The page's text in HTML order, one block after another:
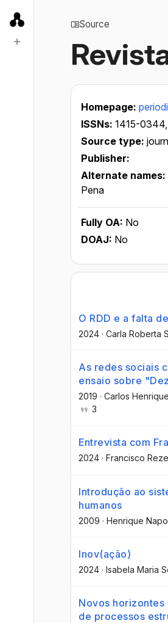
Source
Homepage:
ISSNs: 1415-0344,
Source type:
Publisher:
Alternate names:
Pena
Fully OA: No
DOAJ: No
O RDD e a falta
2024 · Carla Roberta
As redes sociais
ensaio sobre
2019 · Carlos
3
Entrevista com
2024 · Francisco
Introdução ao
humanos
2009 · Henrique
Inov(ação)
2024 · Isabela Maria
Novos
de processos